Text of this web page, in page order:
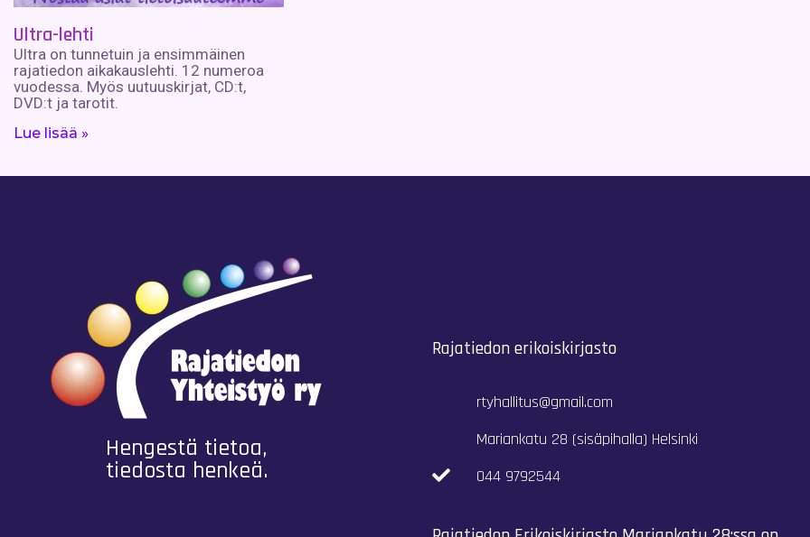
Ultra-lehti
Ultra on tunnetuin ja ensimmäinen
rajatiedon aikakauslehti. 12 numeroa
vuodessa. Myös uutuuskirjat, CD:t,
DVD:t ja tarotit.
Lue lisää »
Hengestä tietoa,
tiedosta henkeä.
Rajatiedon erikoiskirjasto
rtyhallitus@gmail.com
Mariankatu 28 (sisäpihalla) Helsinki
044 9792544